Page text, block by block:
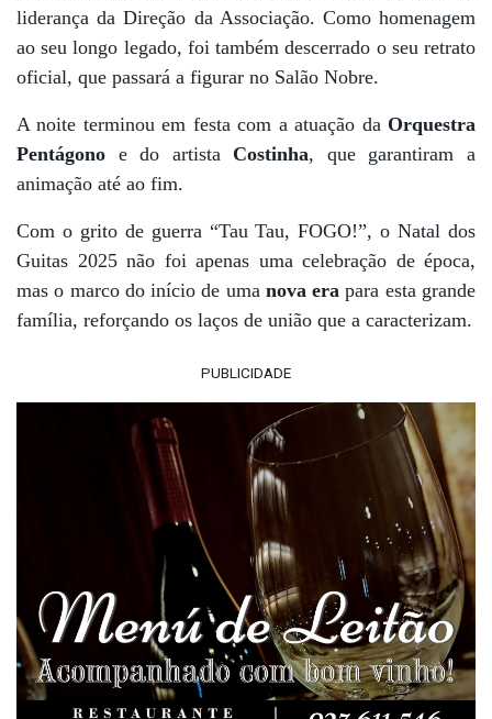
liderança da Direção da Associação. Como homenagem
ao seu longo legado, foi também descerrado o seu retrato
oficial, que passará a figurar no Salão Nobre.
A noite terminou em festa com a atuação da Orquestra
Pentágono e do artista Costinha, que garantiram a
animação até ao fim.
Com o grito de guerra “Tau Tau, FOGO!”, o Natal dos
Guitas 2025 não foi apenas uma celebração de época,
mas o marco do início de uma nova era para esta grande
família, reforçando os laços de união que a caracterizam.
PUBLICIDADE